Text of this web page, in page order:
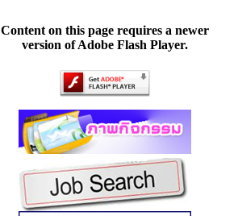
Content on this page requires a newer
version of Adobe Flash Player.